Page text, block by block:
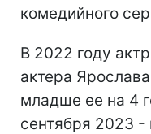
комедийного
В 2022 году
актера
младше ее на 4
сентября 2023